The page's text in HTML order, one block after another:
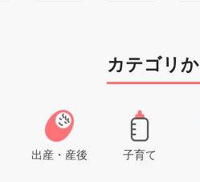
カテゴリ
出産・産後 子育て